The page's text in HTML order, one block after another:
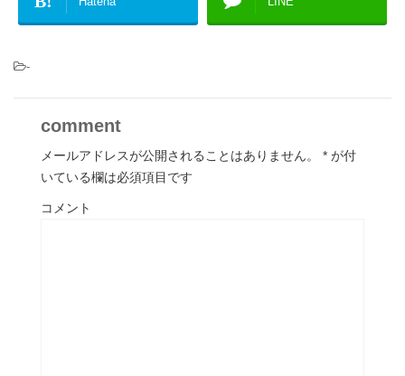
-
comment
メールアドレスが公開されることはありません。 * が付
いている欄は必須項目です
コメント